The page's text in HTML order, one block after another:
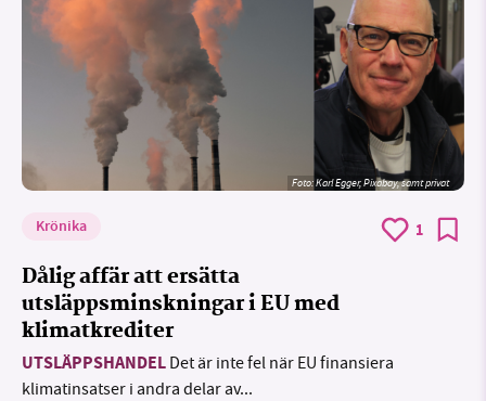
Foto:Karl Egger, Pixabay, samt privat
Krönika 1
Dålig affär att ersätta
utsläppsminskningar i EU med
klimatkrediter
UTSLÄPPSHANDEL Det är inte fel när EU finansiera
klimatinsatser i andra delar av...